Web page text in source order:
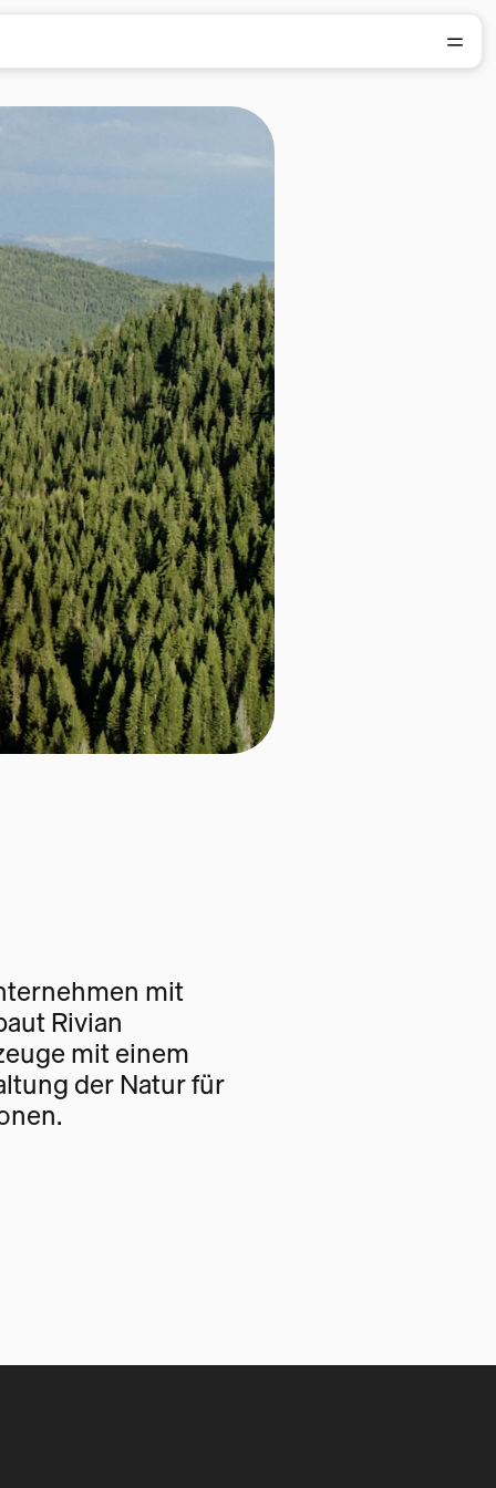
mit
Rivian
mit einem
der Natur für